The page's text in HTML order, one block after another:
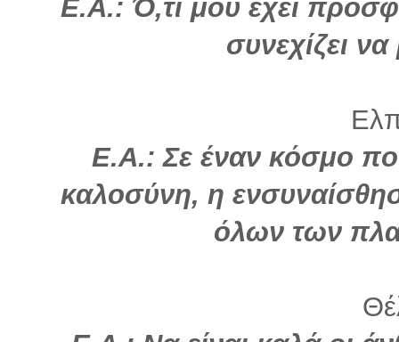
Ε.Α.: Ό,τι μου έχει
συνεχίζει
Ε.Α.: Σε έναν κόσμο
καλοσύνη, η
όλων των